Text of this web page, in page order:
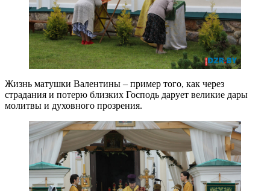
Жизнь матушки Валентины – пример того, как через
страдания и потерю близких Господь дарует великие дары
молитвы и духовного прозрения.